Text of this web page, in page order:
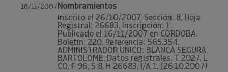
16/11/2007Nombramientos
Inscrito el 26/10/2007. Sección: 8, Hoja
Registral: 26683, Inscripción: 1.
Publicado el 16/11/2007 en CORDOBA.
Boletín: 220, Referencia: 565.354.
ADMINISTRADOR UNICO: BLANCA SEGURA
BARTOLOME. Datos registrales. T 2027, L
CO, F 96, S 8, H 26683, I/A 1, (26.10.2007)